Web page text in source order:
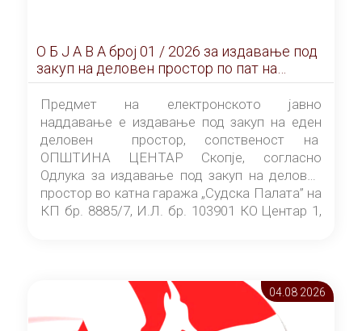
О Б Ј А В А брoj 01 / 2026 за издавање под
закуп на деловен простор по пат на
ЕЛЕКТРОНСКО ЈАВНО НАДДАВАЊЕ
Предмет на електронското јавно
наддавање е издавање под закуп на еден
деловен простор, сопственост на
ОПШТИНА ЦЕНТАР Скопје, согласно
Одлука за издавање под закуп на деловен
простор во катна гаража „Судска Палата” на
КП бр. 8885/7, И.Л. бр. 103901 КО Центар 1,
Скопје” број 9/2026), за времетраење од 3
(три) години од денот на потпишувањето на
Договорот за закуп со најповолниот
04.08 2026